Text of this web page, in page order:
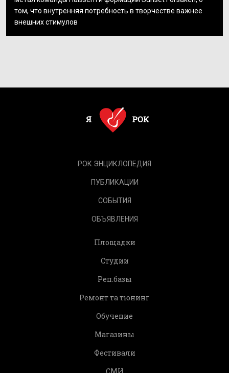
том, что внутренняя потребность в творчестве важнее
внешних стимулов
РОК.ЭНЦИКЛОПЕДИЯ
ПУБЛИКАЦИИ
СОБЫТИЯ
ОБЪЯВЛЕНИЯ
Площадки
Студии
Реп.базы
Ремонт та тюнинг
Обучение
Магазины
Фестивали
СМИ